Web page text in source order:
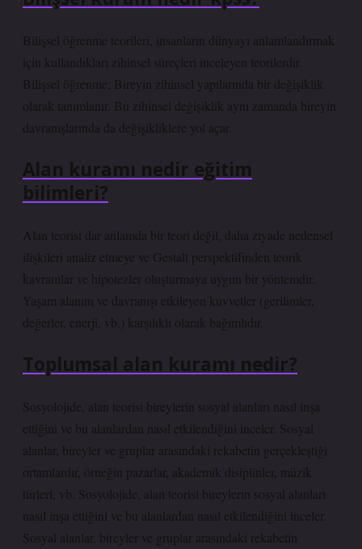
Bilişsel öğrenme teorileri, insanların dünyayı anlamlandırmak
için kullandıkları zihinsel süreçleri inceleyen teorilerdir.
Bilişsel öğrenme; Bireyin zihinsel yapılarında bir değişiklik
olarak tanımlanır. Bu zihinsel değişiklik aynı zamanda bireyin
davranışlarında da değişikliklere yol açar.
Alan kuramı nedir eğitim
bilimleri?
Alan teorisi dar anlamda bir teori değil, daha ziyade nedensel
ilişkileri analiz etmeye ve Gestalt perspektifinden teorik
kavramlar ve hipotezler oluşturmaya uygun bir yöntemdir.
Yaşam alanını ve davranışı etkileyen kuvvetler (gerilimler,
değerler, enerji, vb.) karşılıklı olarak bağımlıdır.
Toplumsal alan kuramı nedir?
Sosyolojide, alan teorisi bireylerin sosyal alanları nasıl inşa
ettiğini ve bu alanlardan nasıl etkilendiğini inceler. Sosyal
alanlar, bireyler ve gruplar arasındaki rekabetin gerçekleştiği
ortamlardır, örneğin pazarlar, akademik disiplinler, müzik
türleri, vb. Sosyolojide, alan teorisi bireylerin sosyal alanları
nasıl inşa ettiğini ve bu alanlardan nasıl etkilendiğini inceler.
Sosyal alanlar, bireyler ve gruplar arasındaki rekabetin